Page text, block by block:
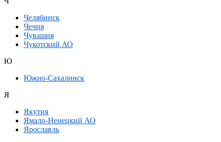
Челябинск
Чечня
Чувашия
Чукотский АО
Ю
Южно-Сахалинск
Я
Якутия
Ямало-Ненецкий АО
Ярославль